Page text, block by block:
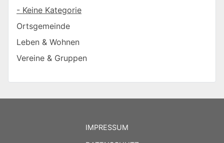
- Keine Kategorie
Ortsgemeinde
Leben & Wohnen
Vereine & Gruppen
IMPRESSUM